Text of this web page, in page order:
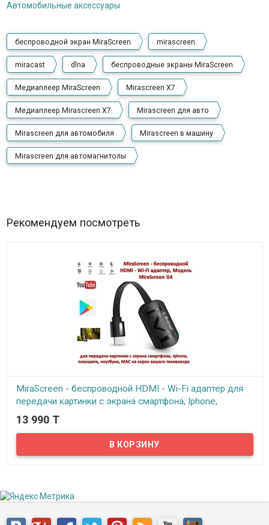
Автомобильные аксессуары
беспроводной экран MiraScreen mirascreen
miracast dlna беспроводные экраны MiraScreen
Медиаплеер MiraScreen Mirascreen X7
Медиаплеер Mirascreen X7 Mirascreen для авто
Mirascreen для автомобиля Mirascreen в машину
Mirascreen для автомагнитолы
Рекомендуем посмотреть
MiraScreen - беспроводной HDMI - Wi-Fi адаптер для
передачи картинки с экрана смартфона, Iphone,
планшета, ноутбука, MAC на экран вашего телевизора,
Модель MiraScreen G4
13 990 T